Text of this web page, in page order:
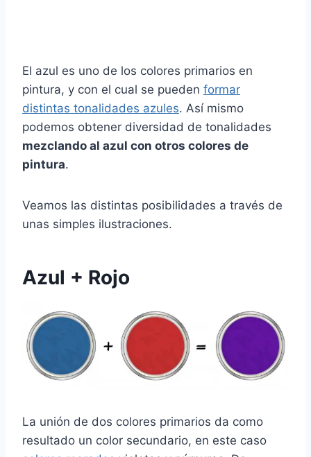
El azul es uno de los colores primarios en
pintura, y con el cual se pueden formar
distintas tonalidades azules. Así mismo
podemos obtener diversidad de tonalidades
mezclando al azul con otros colores de
pintura.
Veamos las distintas posibilidades a través de
unas simples ilustraciones.
Azul + Rojo
La unión de dos colores primarios da como
resultado un color secundario, en este caso